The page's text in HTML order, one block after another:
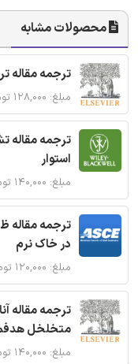
محصولات مشابه
ترجمه مقاله
مبلغ: ۱۲۸,۰۰۰ تومان
ترجمه مقاله
استوار
مبلغ: ۱۴۰,۰۰۰ تومان
ترجمه مقاله
در خاک نرم
مبلغ: ۱۲۰,۰۰۰ تومان
ترجمه مقاله
متخلخل
مبلغ: ۱۴۰,۰۰۰ تومان